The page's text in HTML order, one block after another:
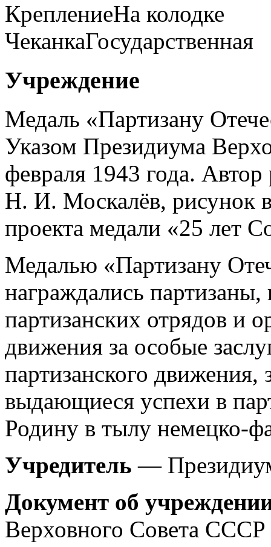
КреплениеНа колодке
ЧеканкаГосударственная
Учреждение
Медаль «Партизану
Указом Президиума
февраля 1943 года.
Н. И. Москалёв, рисунок
проекта медали «25 лет
Медалью «Партизану
награждались
партизанских отрядов и
движения за особые
партизанского движения,
выдающиеся успехи в
Родину в тылу немецко-
Учредитель —
Документ об
Верховного Совета СССР